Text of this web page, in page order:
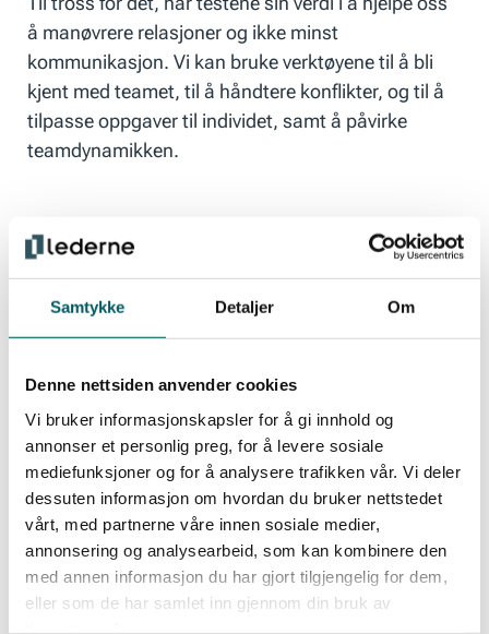
Samtykke Detaljer Om
Denne nettsiden anvender cookies
Vi bruker informasjonskapsler for å gi innhold og
annonser et personlig preg, for å levere sosiale
mediefunksjoner og for å analysere trafikken vår. Vi deler
dessuten informasjon om hvordan du bruker nettstedet
vårt, med partnerne våre innen sosiale medier,
annonsering og analysearbeid, som kan kombinere den
med annen informasjon du har gjort tilgjengelig for dem,
eller som de har samlet inn gjennom din bruk av
å manøvrere relasjoner og ikke minst
kommunikasjon. Vi kan bruke verktøyene til å bli
kjent med teamet, til å håndtere konflikter, og til å
tilpasse oppgaver til individet, samt å påvirke
teamdynamikken.
Det lønner seg å være medlem av
Lederne.
Faser i teamutvikling
Et annet verktøy som er nyttig å kjenne til, er Bruce
Tuckman’s modell om teamutvikling. Ifølge denne
modellen kan livsløpet til et lag deles opp i fem